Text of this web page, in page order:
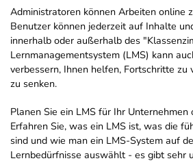
Administratoren können Arbeiten online
Benutzer können jederzeit auf Inhalte
innerhalb oder außerhalb des
Lernmanagementsystem (LMS) kann
verbessern, Ihnen helfen, Fortschritte zu
zu senken.
Planen Sie ein LMS für Ihr Unternehmen
Erfahren Sie, was ein LMS ist, was die
sind und wie man ein LMS-System auf
Lernbedürfnisse auswählt - es gibt sehr